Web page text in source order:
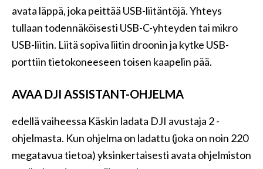
avata läppä, joka peittää USB-liitäntöjä. Yhteys
tullaan todennäköisesti USB-C-yhteyden tai mikro
USB-liitin. Liitä sopiva liitin droonin ja kytke USB-
porttiin tietokoneeseen toisen kaapelin pää.
AVAA DJI ASSISTANT-OHJELMA
edellä vaiheessa Käskin ladata DJI avustaja 2 -
ohjelmasta. Kun ohjelma on ladattu (joka on noin 220
megatavua tietoa) yksinkertaisesti avata ohjelmiston